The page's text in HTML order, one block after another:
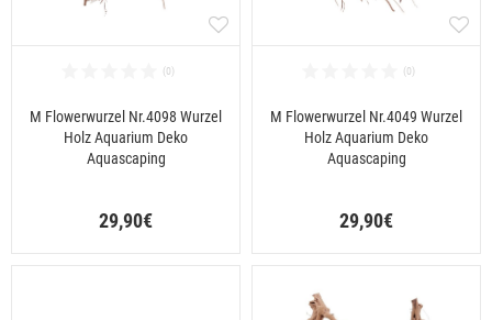
M Flowerwurzel Nr.4098 Wurzel
Holz Aquarium Deko
Aquascaping
29,90€
M Flowerwurzel Nr.4049 Wurzel
Holz Aquarium Deko
Aquascaping
29,90€